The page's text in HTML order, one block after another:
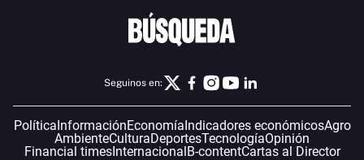
Seguinos en:
PolíticaInformaciónEconomíaIndicadores económicosAgro
AmbienteCulturaDeportesTecnologíaOpinión
Financial timesInternacionalB-contentCartas al Director